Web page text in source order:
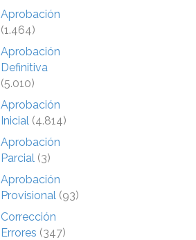
Aprobación
(1.464)
Aprobación
Definitiva
(5.010)
Aprobación
Inicial (4.814)
Aprobación
Parcial (3)
Aprobación
Provisional (93)
Corrección
Errores (347)